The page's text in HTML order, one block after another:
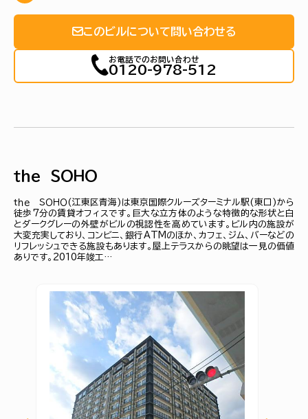
このビルについて問い合わせる
お電話でのお問い合わせ
0120-978-512
ｔｈｅ ＳＯＨＯ
ｔｈｅ ＳＯＨＯ(江東区青海)は東京国際クルーズターミナル駅(東口)から
徒歩7分の賃貸オフィスです。巨大な立方体のような特徴的な形状と白
とダークグレーの外壁がビルの視認性を高めています。ビル内の施設が
大変充実しており、コンビニ、銀行ATMのほか、カフェ、ジム、バーなどの
リフレッシュできる施設もあります。屋上テラスからの眺望は一見の価値
ありです。2010年竣工…